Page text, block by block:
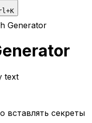
Generator
text
вставлять секреты